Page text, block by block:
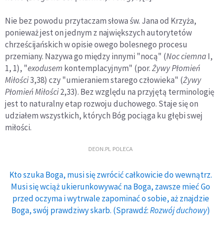
Nie bez powodu przytaczam słowa św. Jana od Krzyża,
ponie­waż jest on jednym z największych autorytetów
chrześcijań­skich w opisie owego bolesnego procesu
przemiany. Nazywa go między innymi "nocą" (Noc ciemnaI,
1, 1), "exodusem kontem­placyjnym" (por.Żywy Płomień
Miłości3,38) czy "umieraniem starego człowieka" (Żywy
Płomień Miłości2,33). Bez względu na przyjętą terminologię
jest to naturalny etap rozwoju duchowe­go. Staje się on
udziałem wszystkich, których Bóg pociąga ku głębi swej
miłości.
DEON.PL POLECA
Kto szuka Boga, musi się zwrócić całkowicie do wewnątrz.
Musi się wciąż ukierunkowywać na Boga, zawsze mieć Go
przed oczyma i wytrwale zapominać o sobie, aż znajdzie
Boga, swój prawdziwy skarb. (Sprawdź:Rozwój duchowy)